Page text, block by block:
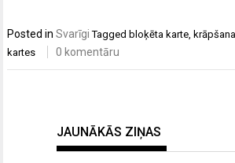
Posted inSvarīgi Tagged bloķēta karte,
kartes
0 komentāru
JAUNĀKĀS ZIŅAS